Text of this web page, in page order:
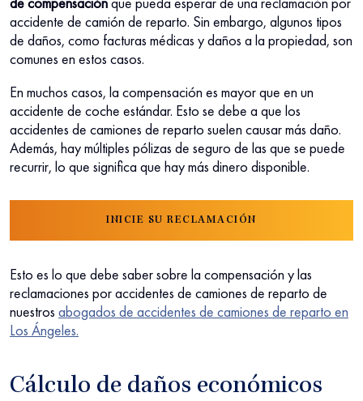
accidente de camión de reparto. Sin embargo, algunos tipos
de daños, como facturas médicas y daños a la propiedad, son
comunes en estos casos.
En muchos casos, la compensación es mayor que en un
accidente de coche estándar. Esto se debe a que los
accidentes de camiones de reparto suelen causar más daño.
Además, hay múltiples pólizas de seguro de las que se puede
recurrir, lo que significa que hay más dinero disponible.
INICIE SU RECLAMACIÓN
Esto es lo que debe saber sobre la compensación y las
reclamaciones por accidentes de camiones de reparto de
nuestros abogados de accidentes de camiones de reparto en
Los Ángeles.
Cálculo de daños económicos